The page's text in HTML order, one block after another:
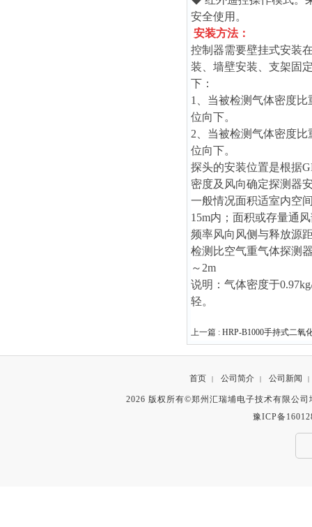
安全使用。
安装方法：
控制器需要壁挂式安装
装、墙壁安装、支架固
下：
1、当被检测气体密度
位向下。
2、当被检测气体密度
位向下。
探头的安装位置是根据
密度及风向确定探测器
一般情况面积适室内空
15m内；面积或存量通
频率风向风侧与释放源
检测比空气重气体探测
～2m
说明：气体密度于
轻。
上一篇 : HRP-B1000手持式二氧
首页 | 公司简介 | 公司新闻 |
2026 版权所有©郑州汇瑞埔电子技术有限公
豫ICP备